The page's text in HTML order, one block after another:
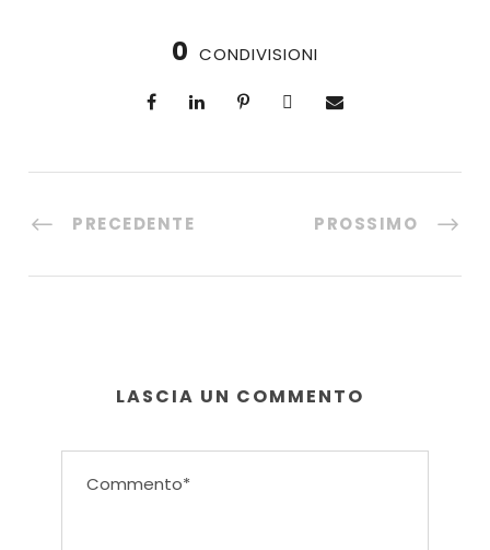
0 CONDIVISIONI
PRECEDENTE PROSSIMO
LASCIA UN COMMENTO